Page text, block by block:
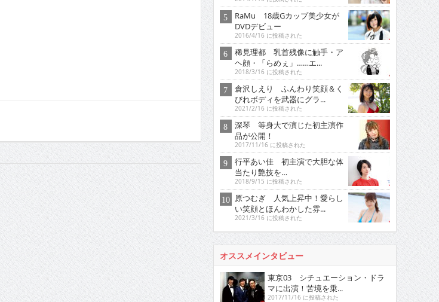
RaMu 18歳Gカップ美少女が
DVDデビュー
2016/4/16 に投稿された
稀見理都 乳首残像に触手・ア
ヘ顔・「らめぇ」……エ...
2018/3/16 に投稿された
倉沢しえり ふんわり笑顔＆く
びれボディを武器にグラ...
2021/2/16 に投稿された
深琴 等身大で演じた初主演作
品が公開！
2017/11/16 に投稿された
行平あい佳 初主演で大胆な体
当たり艶技を…
2018/9/15 に投稿された
原つむぎ 人気上昇中！愛らし
い笑顔とほんわかした雰...
2021/3/16 に投稿された
オススメインタビュー
東京03 シチュエーション・ドラ
マに出演！苦境を乗...
2017/11/16 に投稿された